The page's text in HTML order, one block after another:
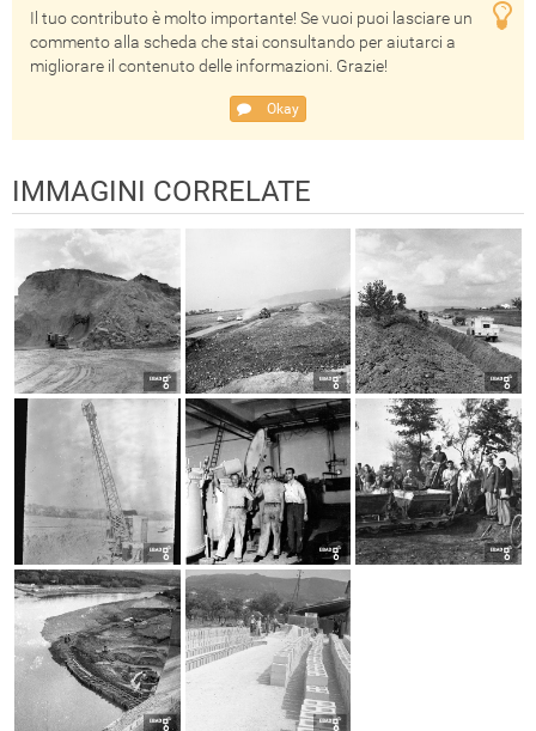
Il tuo contributo è molto importante! Se vuoi puoi lasciare un
commento alla scheda che stai consultando per aiutarci a
migliorare il contenuto delle informazioni. Grazie!
Okay
IMMAGINI CORRELATE